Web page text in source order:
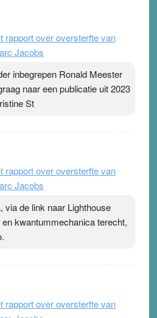
rapport over oversterfte van
Jacobs
inbegrepen Ronald Meester
naar een publicatie uit 2023
St
rapport over oversterfte van
Jacobs
via de link naar Lighthouse
kwantummechanica terecht,
rapport over oversterfte van